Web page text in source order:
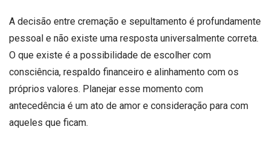
A decisão entre cremação e sepultamento é profundamente
pessoal e não existe uma resposta universalmente correta.
O que existe é a possibilidade de escolher com
consciência, respaldo financeiro e alinhamento com os
próprios valores. Planejar esse momento com
antecedência é um ato de amor e consideração para com
aqueles que ficam.